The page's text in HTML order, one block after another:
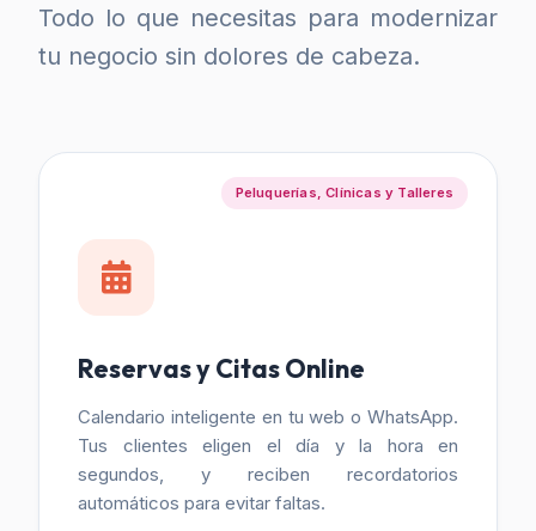
Todo lo que necesitas para modernizar
tu negocio sin dolores de cabeza.
Peluquerías, Clínicas y Talleres
Reservas y Citas Online
Calendario inteligente en tu web o WhatsApp.
Tus clientes eligen el día y la hora en
segundos, y reciben recordatorios
automáticos para evitar faltas.